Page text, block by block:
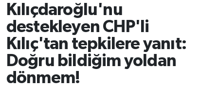
Kılıçdaroğlu'nu
destekleyen CHP'li
Kılıç'tan tepkilere yanıt:
Doğru bildiğim yoldan
dönmem!
Spor
Ekonomi
Sağlık
Tüm Manşetler
Son Dakika Haberleri
Haber Arşivi